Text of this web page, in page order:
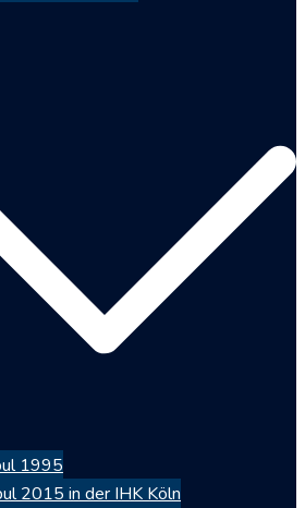
1995
2015 in der IHK Köln